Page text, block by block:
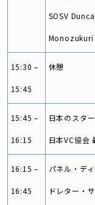
SOSV
Monozukuri
15:30 –
15:45
休憩
15:45 –
16:15
日本のスタ
日本VC協会
16:15 –
16:45
パネル・デ
ドレター・